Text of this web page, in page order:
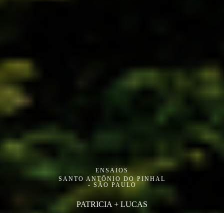
ENSAIOS
SANTO ANTÔNIO DO PINHAL
- SÃO PAULO
PATRICIA + LUCAS